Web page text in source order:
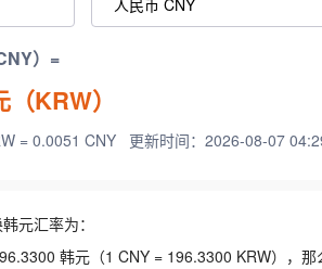
）=
KRW）
= 0.0051 CNY 更新时间：2026-08-07
元汇率为：
韩元（1 CNY = 196.3300 KRW），那